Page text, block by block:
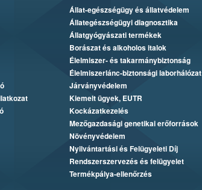
Állat-egészségügy és állatvédelem
Állategészségügyi diagnosztika
Állatgyógyászati termékek
Borászat és alkoholos italok
Élelmiszer- és takarmánybiztonság
Élelmiszerlánc-biztonsági laborhálózat
Járványvédelem
Kiemelt ügyek, EUTR
Kockázatkezelés
Mezőgazdasági genetikai erőforrások
Növényvédelem
Nyilvántartási és Felügyeleti Díj
Rendszerszervezés és felügyelet
Termékpálya-ellenőrzés